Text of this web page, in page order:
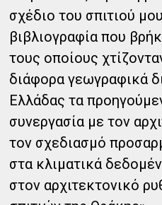
σχέδιο του σπιτιού
βιβλιογραφία που
τους οποίους
διάφορα γεωγραφικά
Ελλάδας τα
συνεργασία με τον
τον σχεδιασμό
στα κλιματικά
στον αρχιτεκτονικό